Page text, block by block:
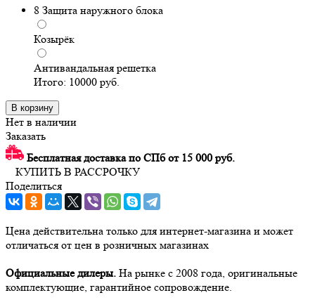
8 Защита наружного блока
Козырёк
Антивандальная решетка
Итого: 10000 руб.
В корзину
Нет в наличии
Заказать
Бесплатная доставка по СПб от 15 000 руб.
КУПИТЬ В РАССРОЧКУ
Поделиться
Цена действительна только для интернет-магазина и может
отличаться от цен в розничных магазинах
Официальные дилеры. На рынке с 2008 года, оригинальные
комплектующие, гарантийное сопровождение.